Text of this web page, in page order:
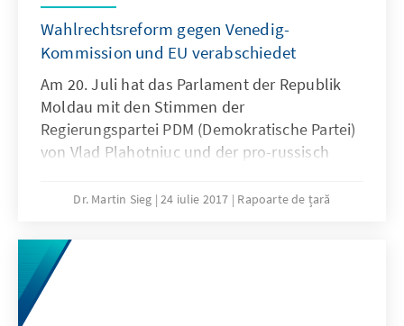
Wahlrechtsreform gegen Venedig-
Kommission und EU verabschiedet
Am 20. Juli hat das Parlament der Republik
Moldau mit den Stimmen der
Regierungspartei PDM (Demokratische Partei)
von Vlad Plahotniuc und der pro-russisch
von Präsident Igor Dodon eine umstrittene
nationaler und internationaler Einwände.
Zuvor hatte die Venedig-Kommission des
Europarates sich klar gegen die
Dr. Martin Sieg 24 iulie 2017 Rapoarte de țară